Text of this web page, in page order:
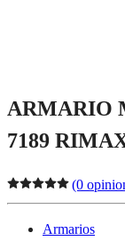
ARMARIO
7189
(0
Armarios